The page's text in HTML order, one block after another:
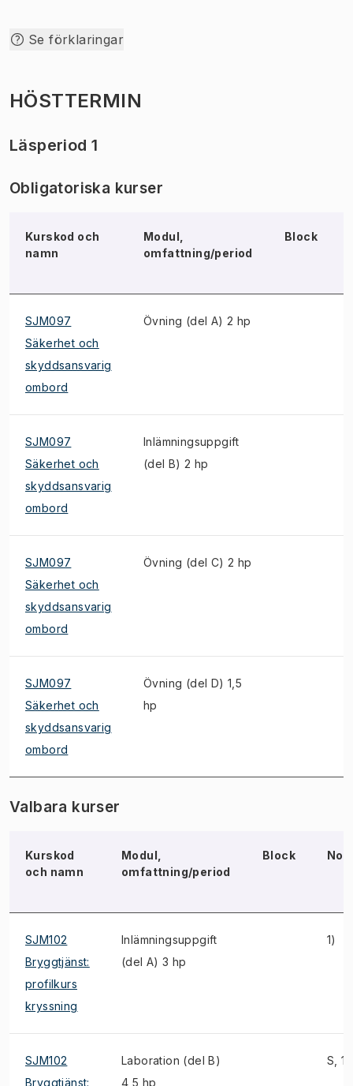
Se förklaringar
HÖSTTERMIN
Läsperiod 1
Obligatoriska kurser
Kurskod och
namn
Modul,
omfattning/period
Block
SJM097
Säkerhet och
skyddsansvarig
ombord
Övning (del A) 2 hp
SJM097
Säkerhet och
skyddsansvarig
ombord
Inlämningsuppgift
(del B) 2 hp
SJM097
Säkerhet och
skyddsansvarig
ombord
Övning (del C) 2 hp
SJM097
Säkerhet och
skyddsansvarig
ombord
Övning (del D) 1,5
hp
Valbara kurser
Kurskod
och namn
Modul,
omfattning/period
Block Not
SJM102
Bryggtjänst:
profilkurs
kryssning
Inlämningsuppgift
(del A) 3 hp
1)
SJM102
Bryggtjänst:
Laboration (del B)
4,5 hp
S, 1)